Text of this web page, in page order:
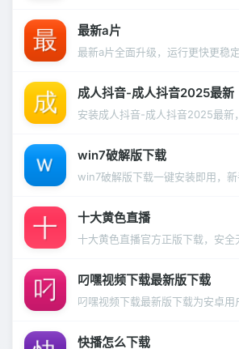
最新a片
成人抖音-成人抖音2025最新
win7破解版下载
十大黄色直播
叼嘿视频下载最新版下载
快播怎么下载